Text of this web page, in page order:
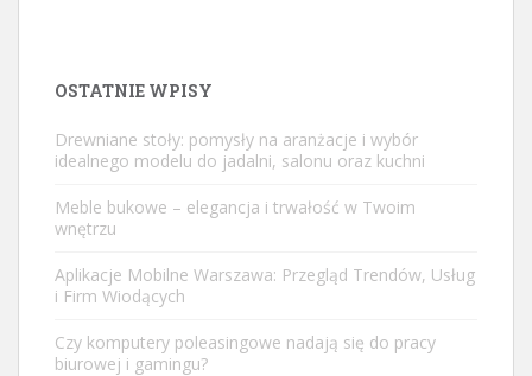
OSTATNIE WPISY
Drewniane stoły: pomysły na aranżacje i wybór
idealnego modelu do jadalni, salonu oraz kuchni
Meble bukowe – elegancja i trwałość w Twoim
wnętrzu
Aplikacje Mobilne Warszawa: Przegląd Trendów, Usług
i Firm Wiodących
Czy komputery poleasingowe nadają się do pracy
biurowej i gamingu?